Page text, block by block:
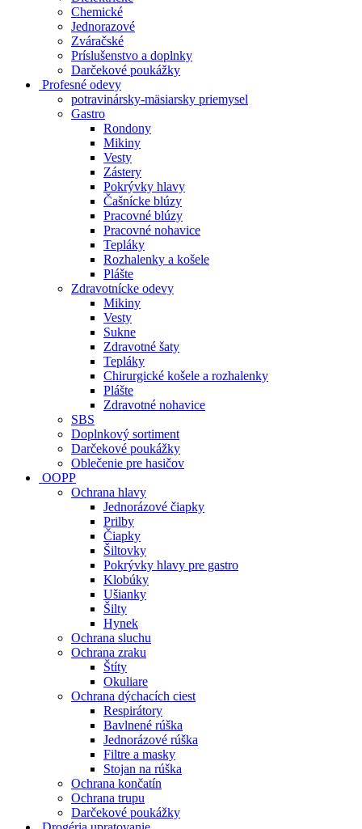
Chemické
Jednorazové
Zváračské
Príslušenstvo a doplnky
Darčekové poukážky
Profesné odevy
potravinársky-mäsiarsky priemysel
Gastro
Rondony
Mikiny
Vesty
Zástery
Pokrývky hlavy
Čašnícke blúzy
Pracovné blúzy
Pracovné nohavice
Tepláky
Rozhalenky a košele
Plášte
Zdravotnícke odevy
Mikiny
Vesty
Sukne
Zdravotné šaty
Tepláky
Chirurgické košele a rozhalenky
Plášte
Zdravotné nohavice
SBS
Doplnkový sortiment
Darčekové poukážky
Oblečenie pre hasičov
OOPP
Ochrana hlavy
Jednorázové čiapky
Prilby
Čiapky
Šiltovky
Pokrývky hlavy pre gastro
Klobúky
Ušianky
Šilty
Hynek
Ochrana sluchu
Ochrana zraku
Štíty
Okuliare
Ochrana dýchacích ciest
Respirátory
Bavlnené rúška
Jednorázové rúška
Filtre a masky
Stojan na rúška
Ochrana končatín
Ochrana trupu
Darčekové poukážky